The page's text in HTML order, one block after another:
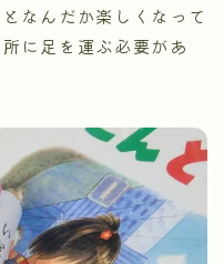
なんだか楽しくなって
に足を運ぶ必要があ